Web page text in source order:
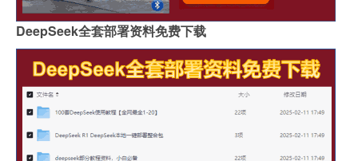
DeepSeek全套部署资料免费下载